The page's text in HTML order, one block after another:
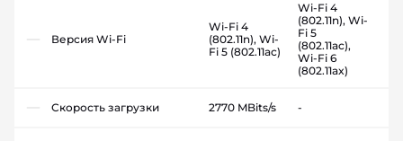
Версия Wi-Fi
Wi-Fi 4
(802.11n), Wi-
Fi 5 (802.11ac)
Wi-Fi 4
(802.11n), Wi-
Fi 5
(802.11ac),
Wi-Fi 6
(802.11ax)
Скорость загрузки 2770 MBits/s -